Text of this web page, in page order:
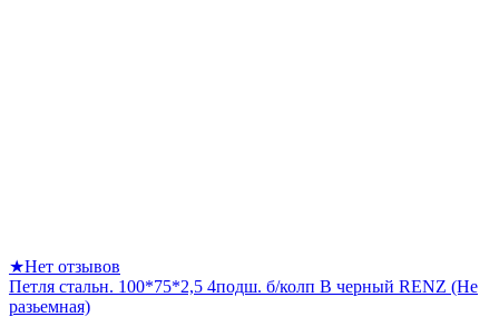
★Нет отзывов
Петля стальн. 100*75*2,5 4подш. б/колп B черный RENZ (Не
разьемная)